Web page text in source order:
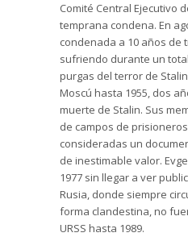
Comité Central Ejecutivo
temprana condena. En
condenada a 10 años de
sufriendo durante un
purgas del terror de
Moscú hasta 1955, dos
muerte de Stalin. Sus
de campos de
consideradas un
de inestimable valor.
1977 sin llegar a ver
Rusia, donde siempre
forma clandestina, no
URSS hasta 1989.